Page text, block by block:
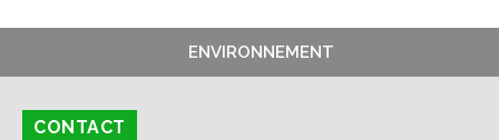
ENVIRONNEMENT
CONTACT